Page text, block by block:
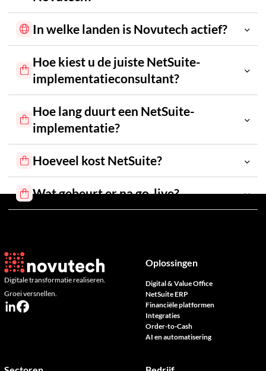
Alliance Partner 100 certificeringen
In welke landen is Novutech actief?
8 landen in Europa
Hoe kiest u de juiste NetSuite-
implementatieconsultant?
Hoe lang duurt een NetSuite-
implementatie?
maanden
zes tot negen maanden
Discovery
Hoeveel kost NetSuite?
Wat gebeurt er na go-live?
Digitale transformatie realiseren.
Groei versnellen.
Oplossingen
Digital & Value Office
NetSuite ERP
Financiële platformen
Integraties
Order-to-Cash
AI en automatisering